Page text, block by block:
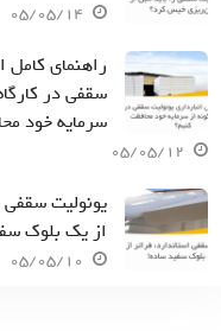
05/05/14
راهنمای کامل
سقفی در
سرمایه خود
05/05/12
یونولیت سقفی
از یک بلوک
05/05/10